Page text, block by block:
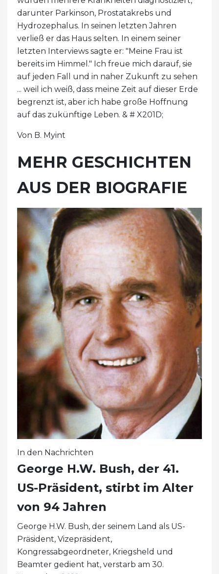
darunter Parkinson, Prostatakrebs und
Hydrozephalus. In seinen letzten Jahren
verließ er das Haus selten. In einem seiner
letzten Interviews sagte er: "Meine Frau ist
bereits im Himmel." Ich freue mich darauf, sie
auf jeden Fall und in naher Zukunft zu sehen
... weil ich weiß, dass meine Zeit auf dieser Erde
begrenzt ist, aber ich habe große Hoffnung
auf das zukünftige Leben. & # X201D;
Von B. Myint
MEHR GESCHICHTEN
AUS DER BIOGRAFIE
In den Nachrichten
George H.W. Bush, der 41.
US-Präsident, stirbt im Alter
von 94 Jahren
George H.W. Bush, der seinem Land als US-
Präsident, Vizepräsident,
Kongressabgeordneter, Kriegsheld und
Beamter gedient hat, verstarb am 30.